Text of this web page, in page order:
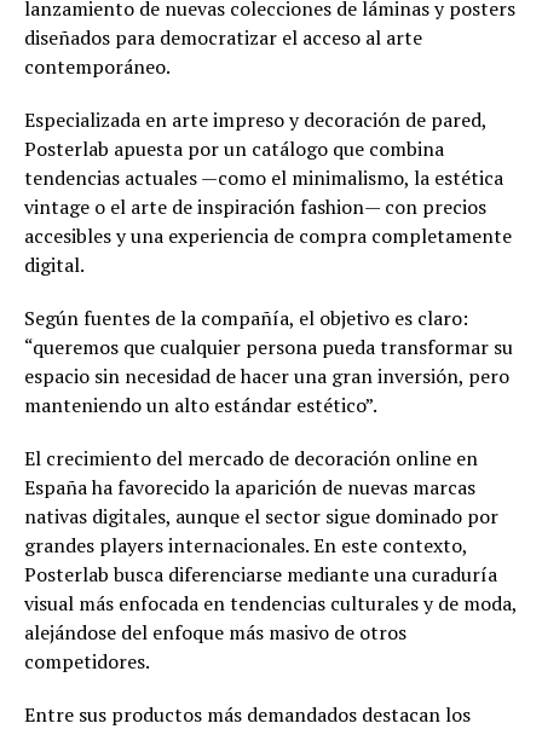
lanzamiento de nuevas colecciones de láminas y posters
diseñados para democratizar el acceso al arte
contemporáneo.
Especializada en arte impreso y decoración de pared,
Posterlab apuesta por un catálogo que combina
tendencias actuales —como el minimalismo, la estética
vintage o el arte de inspiración fashion— con precios
accesibles y una experiencia de compra completamente
digital.
Según fuentes de la compañía, el objetivo es claro:
“queremos que cualquier persona pueda transformar su
espacio sin necesidad de hacer una gran inversión, pero
manteniendo un alto estándar estético”.
El crecimiento del mercado de decoración online en
España ha favorecido la aparición de nuevas marcas
nativas digitales, aunque el sector sigue dominado por
grandes players internacionales. En este contexto,
Posterlab busca diferenciarse mediante una curaduría
visual más enfocada en tendencias culturales y de moda,
alejándose del enfoque más masivo de otros
competidores.
Entre sus productos más demandados destacan los